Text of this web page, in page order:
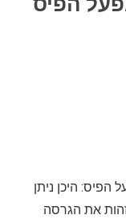
הפיס: היכן ניתן
את הגרסה